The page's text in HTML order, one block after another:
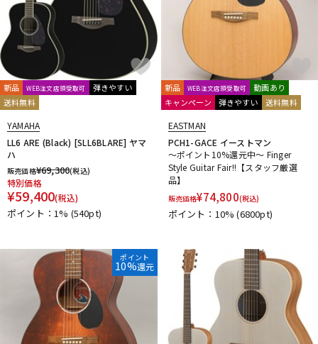
新品 WEB注文店頭受取可
弾きやすい
送料無料
YAMAHA
LL6 ARE (Black) [SLL6BLARE] ヤマ
ハ
販売価格¥69,300(税込)
特別価格
¥59,400(税込)
ポイント：1% (540pt)
新品 WEB注文店頭受取可
動画あり
キャンペーン
弾きやすい 送料無料
EASTMAN
PCH1-GACE イーストマン
～ポイント10%還元中～ Finger
Style Guitar Fair!!【スタッフ厳選
品】
販売価格¥74,800(税込)
ポイント：10%(6800pt)
ポイント
10%還元